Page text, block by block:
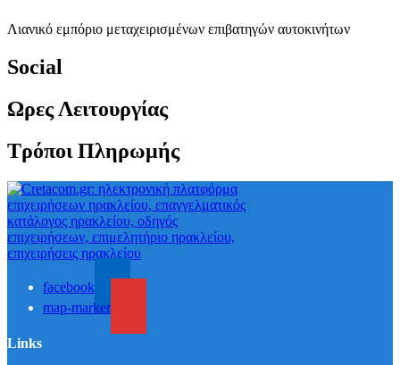
Λιανικό εμπόριο μεταχειρισμένων επιβατηγών αυτοκινήτων
Social
Ωρες Λειτουργίας
Τρόποι Πληρωμής
facebook
map-marker
Links